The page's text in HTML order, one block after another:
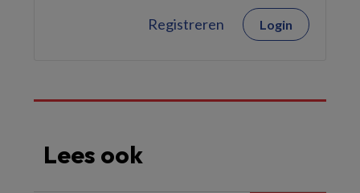
Registreren Login
Lees ook